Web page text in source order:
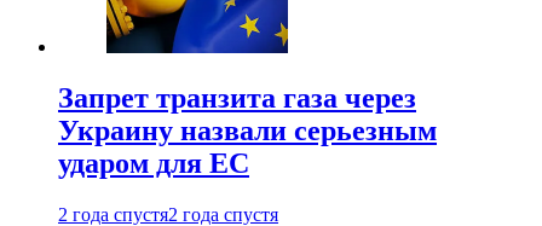
Запрет транзита газа через
Украину назвали серьезным
ударом для ЕС
2 года спустя2 года спустя